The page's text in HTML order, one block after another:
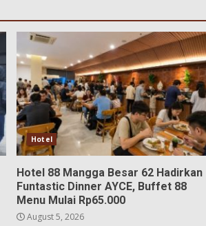
Hotel
Hotel 88 Mangga Besar 62 Hadirkan
Funtastic Dinner AYCE, Buffet 88
Menu Mulai Rp65.000
August 5, 2026